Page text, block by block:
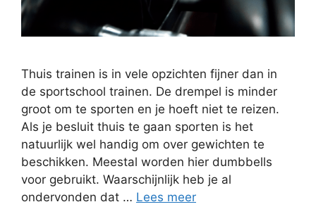
Thuis trainen is in vele opzichten fijner dan in
de sportschool trainen. De drempel is minder
groot om te sporten en je hoeft niet te reizen.
Als je besluit thuis te gaan sporten is het
natuurlijk wel handig om over gewichten te
beschikken. Meestal worden hier dumbbells
voor gebruikt. Waarschijnlijk heb je al
ondervonden dat … Lees meer